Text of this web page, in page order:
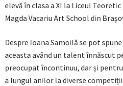
elevă în clasa a XI la Liceul
Magda Vacariu Art School din
Despre Ioana Samoilă se pot
aceasta având un talent înnăscut
preocupat încontinuu, dar și
a lungul anilor la diverse competiții.